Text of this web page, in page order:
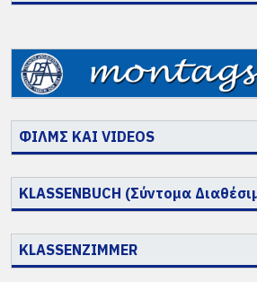
ΦΙΛΜΣ ΚΑΙ VIDEOS
KLASSENBUCH (Σύντομα
KLASSENZIMMER